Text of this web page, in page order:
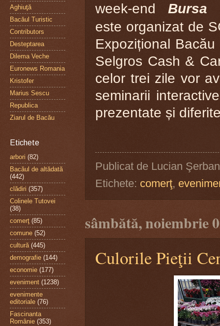
week-endBursa
este organizat de
Expozițional
Selgros Cash &
celor trei zile vor
seminarii
prezentate și
Publicat de Lucian Şerban
Etichete: comerţ,
sâmbătă, noiembrie
Culorile Pieţii
Aghiuţă
Bacăul Turistic
Contributors
Desteptarea
Dilema Veche
Euronews Romania
Kristofer
Marius Sescu
Republica
Ziarul de Bacău
Etichete
arbori (82)
Bacăul de altădată
(442)
clădiri (357)
Colinele Tutovei
(38)
comerţ (85)
comune (52)
cultură (445)
demografie (144)
economie (177)
eveniment (1238)
evenimente
editoriale (76)
Fascinanta
Românie (353)